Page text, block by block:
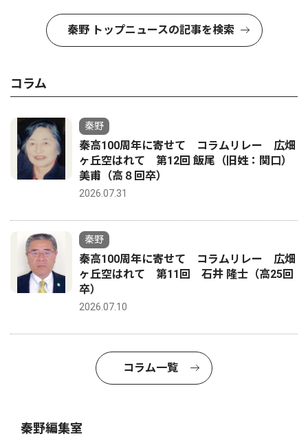
秦野 トップニュースの記事を検索
コラム
秦野
秦高100周年に寄せて コラムリレー 広畑
ヶ丘空はれて 第12回 飯尾（旧姓：関口）
美甫（高８回卒）
2026.07.31
秦野
秦高100周年に寄せて コラムリレー 広畑
ヶ丘空はれて 第11回 石井 隆士（高25回
卒）
2026.07.10
コラム一覧
秦野編集室